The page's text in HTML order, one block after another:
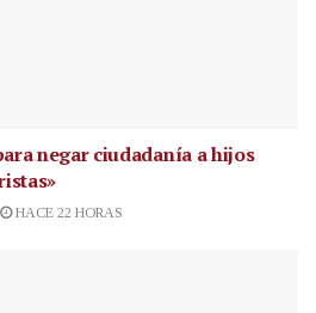
negar ciudadanía a hijos
HACE 22 HORAS